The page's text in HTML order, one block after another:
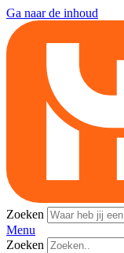
Ga naar de inhoud
Zoeken
Menu
Zoeken